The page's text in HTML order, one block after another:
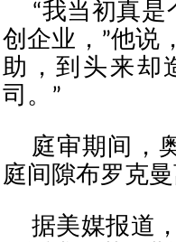
“我当初真
创企业，”他说
助，到头来却
司。”
庭审期间，
庭间隙布罗克
据美媒报道